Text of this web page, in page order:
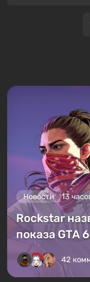
Новости 13
Rockstar
показа GTA 6
42